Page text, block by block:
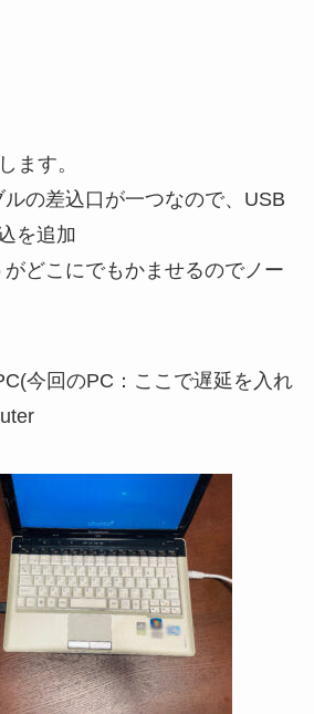
ます。
の差込口が一つなので、USB
を追加
どこにでもかませるのでノー
今回のPC：ここで遅延を入れ